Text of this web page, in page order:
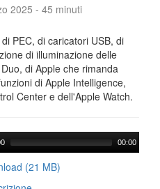
2025 - 45 minuti
PEC, di caricatori USB, di
di illuminazione delle
di Apple che rimanda
di Apple Intelligence,
Center e dell'Apple Watch.
00:00
(21 MB)